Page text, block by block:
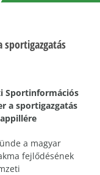
sportigazgatás
Sportinformációs
a sportigazgatás
a magyar
fejlődésének